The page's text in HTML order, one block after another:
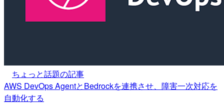
ちょっと話題の記事
AWS DevOps AgentとBedrockを連携させ、障害一次対応を
自動化する